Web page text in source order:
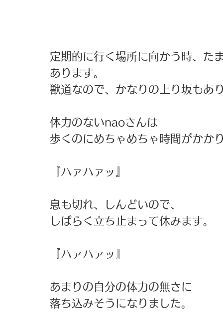
定期的に行く場所に向かう時、た
あります。
獣道なので、かなりの上り坂もあ
体力のないnaoさんは
歩くのにめちゃめちゃ時間がかか
『ハァハァッ』
息も切れ、しんどいので、
しばらく立ち止まって休みます。
『ハァハァッ』
あまりの自分の体力の無さに
落ち込みそうになりました。